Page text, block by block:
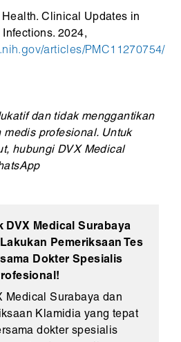
Clinical Updates in
2024,
articles/PMC11270754/
dan tidak menggantikan
medis profesional. Untuk
hubungi DVX Medical
DVX Medical Surabaya
Pemeriksaan Tes
Dokter Spesialis
Medical Surabaya dan
Klamidia yang tepat
dokter spesialis